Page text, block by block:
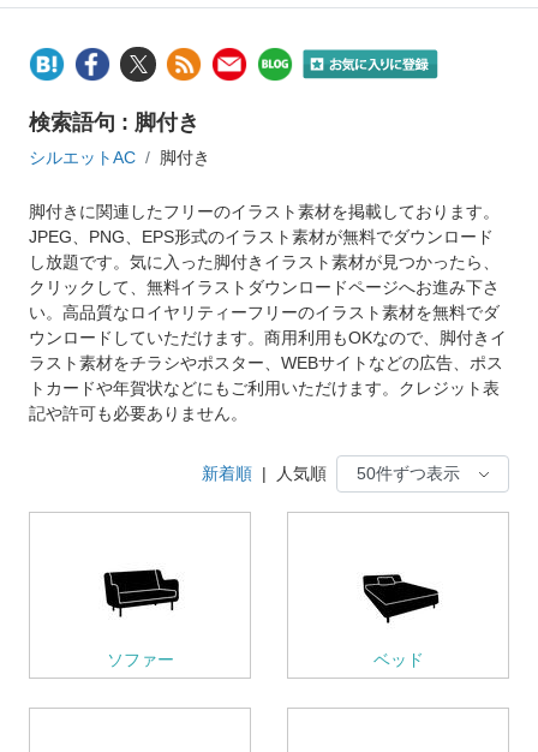
検索語句 : 脚付き
シルエットAC 脚付き
脚付きに関連したフリーのイラスト素材を掲載しております。
JPEG、PNG、EPS形式のイラスト素材が無料でダウンロード
し放題です。気に入った脚付きイラスト素材が見つかったら、
クリックして、無料イラストダウンロードページへお進み下さ
い。高品質なロイヤリティーフリーのイラスト素材を無料でダ
ウンロードしていただけます。商用利用もOKなので、脚付きイ
ラスト素材をチラシやポスター、WEBサイトなどの広告、ポス
トカードや年賀状などにもご利用いただけます。クレジット表
記や許可も必要ありません。
新着順 | 人気順
ソファー ベッド